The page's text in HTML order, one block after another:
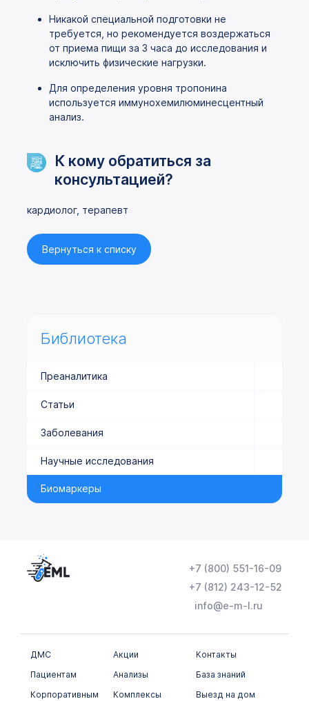
Никакой специальной подготовки не
требуется, но рекомендуется воздержаться
от приема пищи за 3 часа до исследования и
исключить физические нагрузки.
Для определения уровня тропонина
используется иммунохемилюминесцентный
анализ.
К кому обратиться за
консультацией?
кардиолог, терапевт
Вернуться к списку
Библиотека
Преаналитика
Статьи
Заболевания
Научные исследования
Биомаркеры
+7 (800) 551-16-09
+7 (812) 243-12-52
info@e-m-l.ru
ДМС
Пациентам
Корпоративным
Акции
Анализы
Комплексы
Контакты
База знаний
Выезд на дом